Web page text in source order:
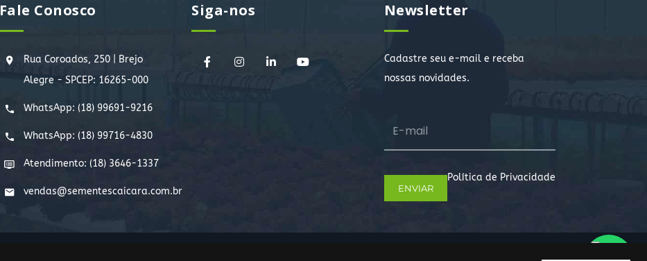
Fale Conosco
Rua Coroados, 250 | Brejo
Alegre - SPCEP: 16265-000
WhatsApp: (18) 99691-9216
WhatsApp: (18) 99716-4830
Atendimento: (18) 3646-1337
vendas@sementescaicara.com.br
Siga-nos Newsletter
Cadastre seu e-mail e receba
nossas novidades.
Política de Privacidade